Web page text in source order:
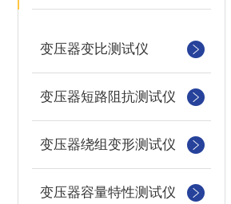
变压器变比测试仪
变压器短路阻抗测试仪
变压器绕组变形测试仪
变压器容量特性测试仪